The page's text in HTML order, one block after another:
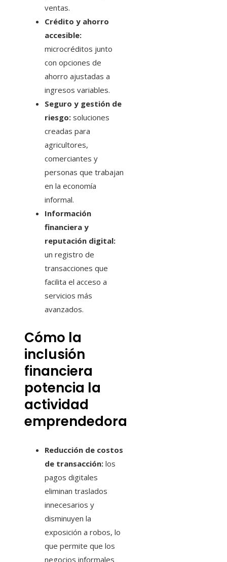
ventas.
Crédito y ahorro
accesible:
microcréditos junto
con opciones de
ahorro ajustadas a
ingresos variables.
Seguro y gestión de
riesgo: soluciones
creadas para
agricultores,
comerciantes y
personas que trabajan
en la economía
informal.
Información
financiera y
reputación digital:
un registro de
transacciones que
facilita el acceso a
servicios más
avanzados.
Cómo la
inclusión
financiera
potencia la
actividad
emprendedora
Reducción de costos
de transacción: los
pagos digitales
eliminan traslados
innecesarios y
disminuyen la
exposición a robos, lo
que permite que los
negocios informales